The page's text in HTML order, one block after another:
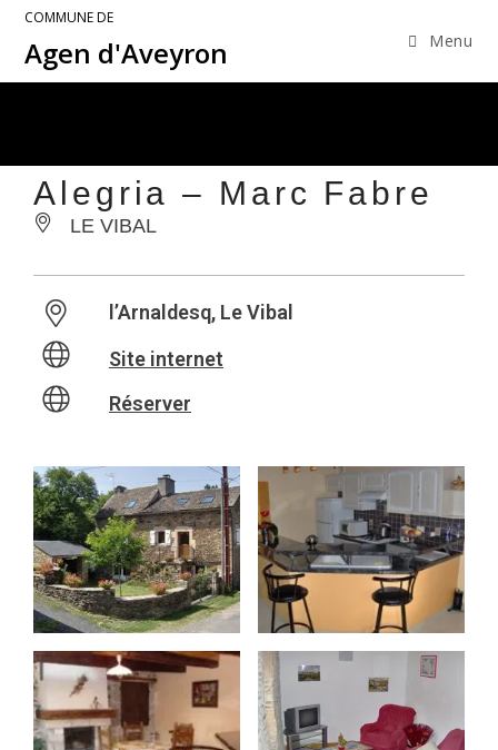
COMMUNE DE
Agen d'Aveyron Menu
Alegria – Marc Fabre
LE VIBAL
l’Arnaldesq, Le Vibal
Site internet
Réserver